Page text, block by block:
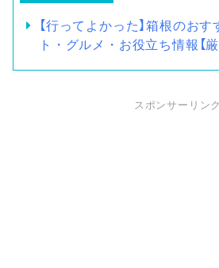
【行ってよかった】箱根のお
ト・グルメ・お役立ち情報【厳
スポンサーリンク